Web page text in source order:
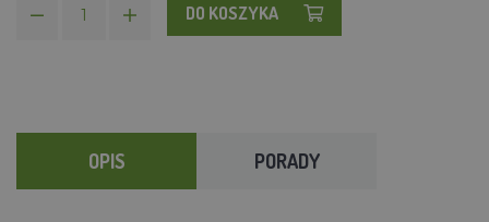
DO KOSZYKA
OPIS PORADY